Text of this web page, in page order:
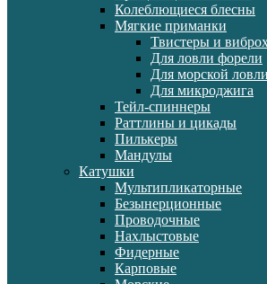
Колеблющиеся блесны
Мягкие приманки
Твистеры и
Для ловли форели
Для морской ловли
Для микроджига
Тейл-спиннеры
Раттлины и цикады
Пилькеры
Мандулы
Катушки
Мультипликаторные
Безынерционные
Проводочные
Нахлыстовые
Фидерные
Карповые